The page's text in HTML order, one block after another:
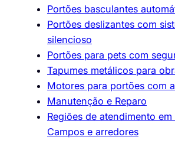
Portões basculantes
Portões deslizantes com
silencioso
Portões para pets com
Tapumes metálicos para
Motores para portões com
Manutenção e Reparo
Regiões de atendimento
Campos e arredores